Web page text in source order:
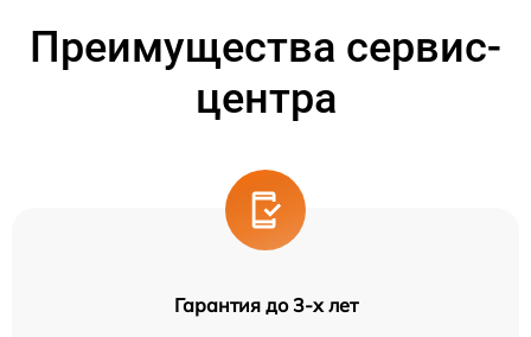
Преимущества сервис-
центра
Гарантия до 3-х лет